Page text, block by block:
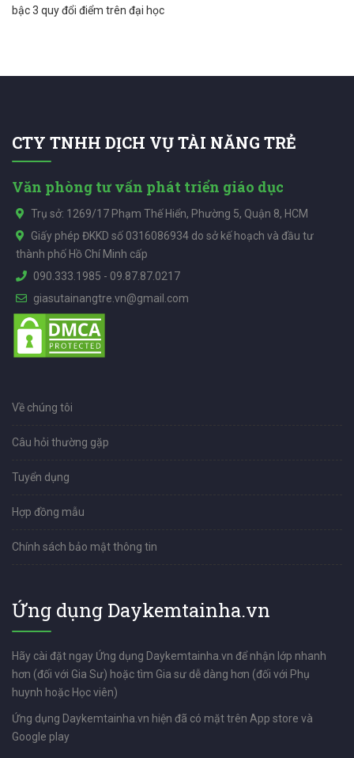
bậc 3 quy đổi điểm trên đại học
CTY TNHH DỊCH VỤ TÀI NĂNG TRẺ
Văn phòng tư vấn phát triển giáo dục
Trụ sở: 1269/17 Phạm Thế Hiển, Phường 5, Quận 8, HCM
Giấy phép ĐKKD số 0316086934 do sở kế hoạch và đầu tư
thành phố Hồ Chí Minh cấp
090.333.1985 - 09.87.87.0217
giasutainangtre.vn@gmail.com
Về chúng tôi
Câu hỏi thường gặp
Tuyển dụng
Hợp đồng mẫu
Chính sách bảo mật thông tin
Ứng dụng Daykemtainha.vn
Hãy cài đặt ngay Ứng dụng Daykemtainha.vn để nhận lớp nhanh
hơn (đối với Gia Sư) hoặc tìm Gia sư dễ dàng hơn (đối với Phụ
huynh hoặc Học viên)
Ứng dụng Daykemtainha.vn hiện đã có mặt trên App store và
Google play